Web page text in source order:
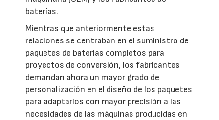
baterías.
Mientras que anteriormente estas
relaciones se centraban en el suministro de
paquetes de baterías completos para
proyectos de conversión, los fabricantes
demandan ahora un mayor grado de
personalización en el diseño de los paquetes
para adaptarlos con mayor precisión a las
necesidades de las máquinas producidas en